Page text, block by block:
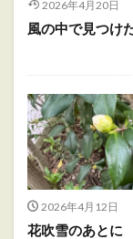
2026年4月20日
風の中で見つけ
2026年4月12日
花吹雪のあとに